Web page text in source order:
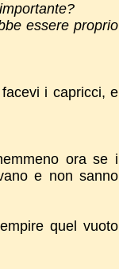
essere proprio
i capricci, e
ora se i
e non sanno
quel vuoto